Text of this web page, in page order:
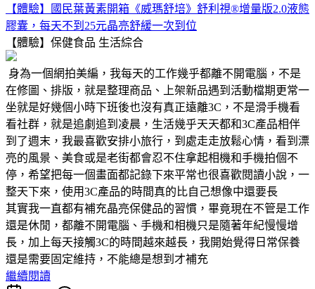
【體驗】國民葉黃素開箱《威瑪舒培》舒利視®增量版2.0液態
膠囊，每天不到25元晶亮舒緩一次到位
【體驗】保健食品 生活綜合
身為一個網拍美編，我每天的工作幾乎都離不開電腦，不是
在修圖、排版，就是整理商品、上架新品遇到活動檔期更常一
坐就是好幾個小時下班後也沒有真正遠離3C，不是滑手機看
看社群，就是追劇追到凌晨，生活幾乎天天都和3C產品相伴
到了週末，我最喜歡安排小旅行，到處走走放鬆心情，看到漂
亮的風景、美食或是老街都會忍不住拿起相機和手機拍個不
停，希望把每一個畫面都記錄下來平常也很喜歡閱讀小說，一
整天下來，使用3C產品的時間真的比自己想像中還要長
其實我一直都有補充晶亮保健品的習慣，畢竟現在不管是工作
還是休閒，都離不開電腦、手機和相機只是隨著年紀慢慢增
長，加上每天接觸3C的時間越來越長，我開始覺得日常保養
還是需要固定維持，不能總是想到才補充
繼續閱讀